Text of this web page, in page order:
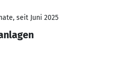
seit Juni 2025